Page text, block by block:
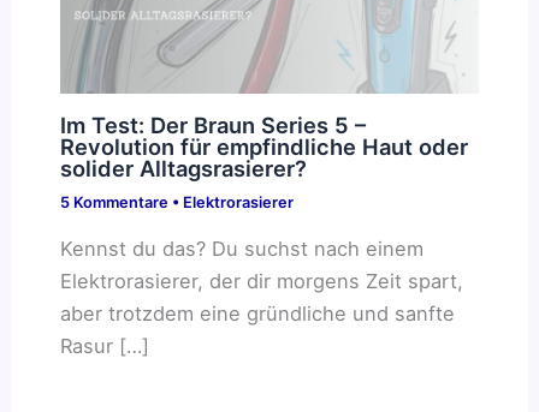
Im Test: Der Braun Series 5 –
Revolution für empfindliche Haut oder
solider Alltagsrasierer?
5 Kommentare • Elektrorasierer
Kennst du das? Du suchst nach einem
Elektrorasierer, der dir morgens Zeit spart,
aber trotzdem eine gründliche und sanfte
Rasur […]